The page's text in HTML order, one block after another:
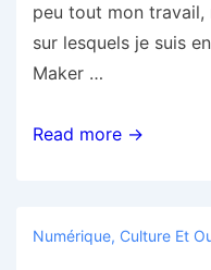
peu tout mon
sur lesquels je suis
Maker …
Portrait
#70
Read more →
Numérique, Culture Et